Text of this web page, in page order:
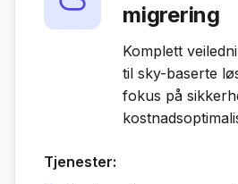
migrering
Komplett
til sky-baserte
fokus på
Tjenester: